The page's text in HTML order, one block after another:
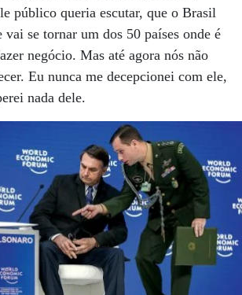
público queria escutar, que o Brasil
se tornar um dos 50 países onde é
negócio. Mas até agora nós não
Eu nunca me decepcionei com ele,
nada dele.